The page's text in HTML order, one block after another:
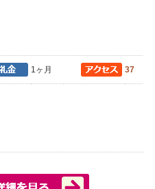
1ヶ月 37